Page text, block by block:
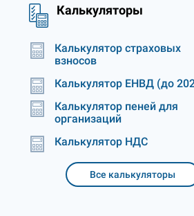
Калькуляторы
Калькулятор страховых
взносов
Калькулятор ЕНВД (до
Калькулятор пеней для
организаций
Калькулятор НДС
Все калькуляторы